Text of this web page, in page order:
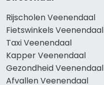
Rijscholen Veenendaal
Fietswinkels Veenendaal
Taxi Veenendaal
Kapper Veenendaal
Gezondheid Veenendaal
Afvallen Veenendaal